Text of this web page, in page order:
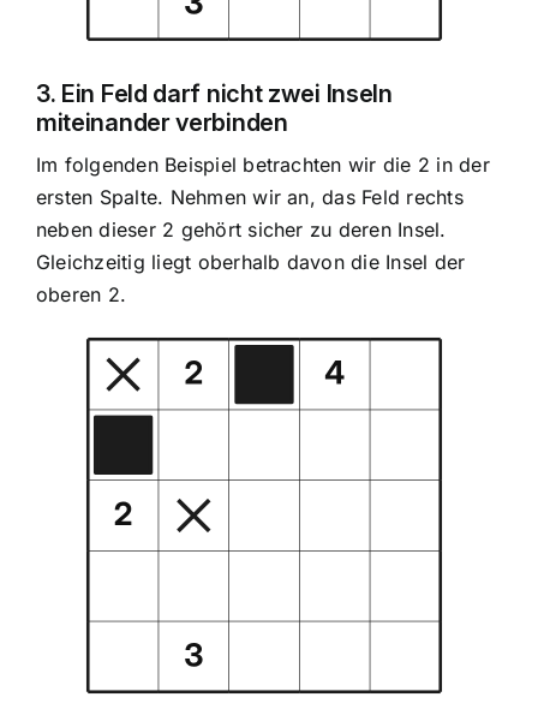
3. Ein Feld darf nicht zwei Inseln
miteinander verbinden
Im folgenden Beispiel betrachten wir die 2 in der
ersten Spalte. Nehmen wir an, das Feld rechts
neben dieser 2 gehört sicher zu deren Insel.
Gleichzeitig liegt oberhalb davon die Insel der
oberen 2.